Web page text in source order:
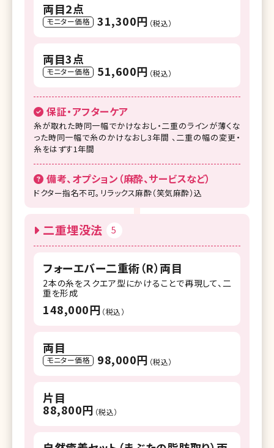
両目2点
モニター価格 31,300円 （税込）
両目3点
モニター価格 51,600円 （税込）
保証・アフターケア
糸が取れた時同一幅でかけなおし・二重のラインが薄くな
った時同一幅で糸のかけなおし3年間 、二重の幅の変更・
糸をはずす1年間
備考、オプション（麻酔、サービスなど）
ドクター指名不可。リラックス麻酔（笑気麻酔）込
二重埋没法 5
フォーエバー二重術（R）両目
2本の糸をスクエア型にかけることで再現して、二
重を形成
148,000円 （税込）
両目
モニター価格 98,000円 （税込）
片目
88,800円 （税込）